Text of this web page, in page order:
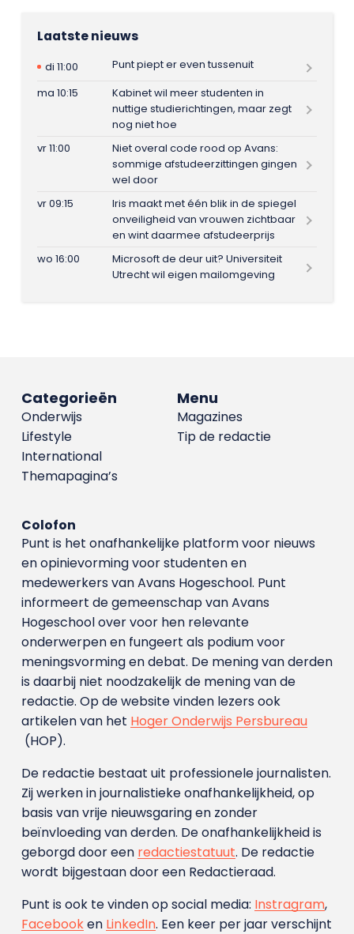
Laatste nieuws
di 11:00
Punt piept er even tussenuit
ma 10:15
Kabinet wil meer studenten in
nuttige studierichtingen, maar zegt
nog niet hoe
vr 11:00
Niet overal code rood op Avans:
sommige afstudeerzittingen gingen
wel door
vr 09:15
Iris maakt met één blik in de spiegel
onveiligheid van vrouwen zichtbaar
en wint daarmee afstudeerprijs
wo 16:00
Microsoft de deur uit? Universiteit
Utrecht wil eigen mailomgeving
Menu
Magazines
Tip de redactie
Categorieën
Onderwijs
Lifestyle
International
Themapagina’s
Colofon
Punt is het onafhankelijke platform voor nieuws
en opinievorming voor studenten en
medewerkers van Avans Hoge­school. Punt
informeert de gemeenschap van Avans
Hogeschool over voor hen relevante
onderwerpen en fungeert als podium voor
meningsvorming en debat. De mening van derden
is daarbij niet noodzakelijk de mening van de
redactie. Op de website vinden lezers ook
artikelen van het Hoger Onderwijs Persbureau
(HOP).
De redactie bestaat uit professionele journalisten.
Zij werken in journalistieke onafhankelijkheid, op
basis van vrije nieuwsgaring en zonder
beïnvloeding van derden. De onafhankelijkheid is
geborgd door een redactiestatuut. De redactie
wordt bijgestaan door een Redactieraad.
Punt is ook te vinden op social media: Instragram,
Facebooken LinkedIn. Een keer per jaar verschijnt